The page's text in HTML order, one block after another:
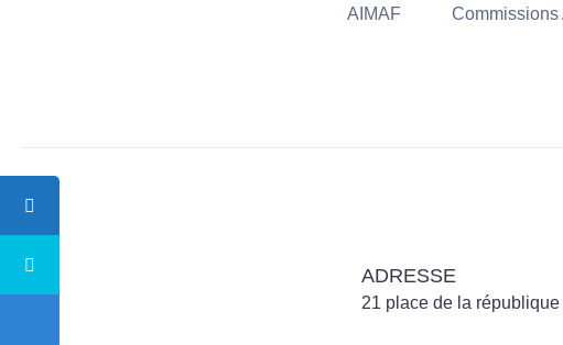
AIMAF Commissions
ADRESSE
21 place de la